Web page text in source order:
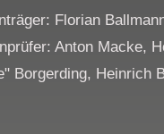
Florian
Anton Macke,
Borgerding, Heinrich